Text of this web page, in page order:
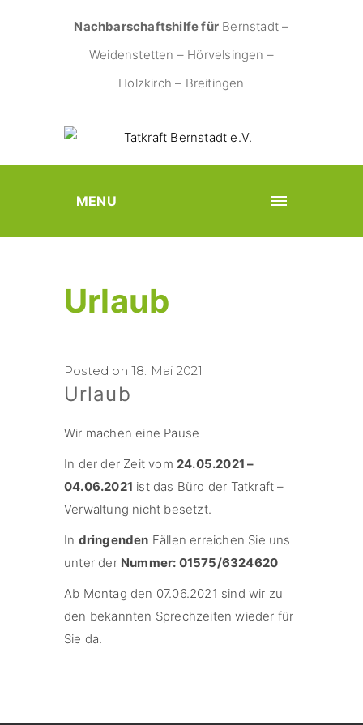
Nachbarschaftshilfe für Bernstadt –
Weidenstetten – Hörvelsingen –
Holzkirch – Breitingen
MENU
Urlaub
Posted on 18. Mai 2021
Urlaub
Wir machen eine Pause
In der der Zeit vom 24.05.2021 –
04.06.2021 ist das Büro der Tatkraft –
Verwaltung nicht besetzt.
In dringenden Fällen erreichen Sie uns
unter der Nummer: 01575/6324620
Ab Montag den 07.06.2021 sind wir zu
den bekannten Sprechzeiten wieder für
Sie da.